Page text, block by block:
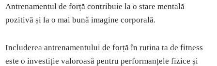
Antrenamentul de forță contribuie la o stare mentală
pozitivă și la o mai bună imagine corporală.
Includerea antrenamentului de forță în rutina ta de fitness
este o investiție valoroasă pentru performanțele fizice și